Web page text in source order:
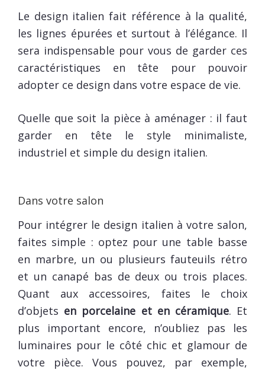
Le design italien fait référence à la qualité,
les lignes épurées et surtout à l’élégance. Il
sera indispensable pour vous de garder ces
caractéristiques en tête pour pouvoir
adopter ce design dans votre espace de vie.
Quelle que soit la pièce à aménager : il faut
garder en tête le style minimaliste,
industriel et simple du design italien.
Dans votre salon
Pour intégrer le design italien à votre salon,
faites simple : optez pour une table basse
en marbre, un ou plusieurs fauteuils rétro
et un canapé bas de deux ou trois places.
Quant aux accessoires, faites le choix
d’objets en porcelaine et en céramique. Et
plus important encore, n’oubliez pas les
luminaires pour le côté chic et glamour de
votre pièce. Vous pouvez, par exemple,